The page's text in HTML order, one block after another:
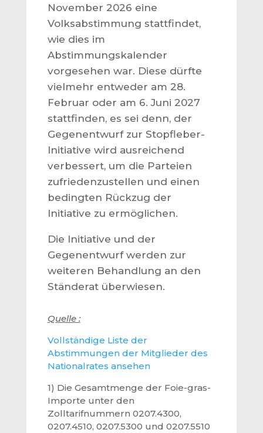
November 2026 eine
Volksabstimmung stattfindet,
wie dies im
Abstimmungskalender
vorgesehen war. Diese dürfte
vielmehr entweder am 28.
Februar oder am 6. Juni 2027
stattfinden, es sei denn, der
Gegenentwurf zur Stopfleber-
Initiative wird ausreichend
verbessert, um die Parteien
zufriedenzustellen und einen
bedingten Rückzug der
Initiative zu ermöglichen.
Die Initiative und der
Gegenentwurf werden zur
weiteren Behandlung an den
Ständerat überwiesen.
Quelle :
Vollständige Liste der
Abstimmungen der Mitglieder des
Nationalrates ansehen
1) Die Gesamtmenge der Foie-gras-
Importe unter den
Zolltarifnummern 0207.4300,
0207.4510, 0207.5300 und 0207.5510